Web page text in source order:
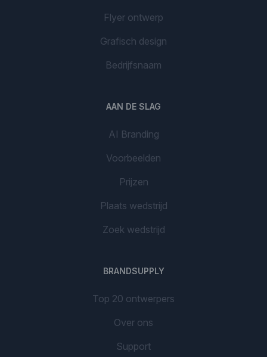
Flyer ontwerp
Grafisch design
Bedrijfsnaam
AAN DE SLAG
AI Branding
Voorbeelden
Prijzen
Plaats wedstrijd
Zoek wedstrijd
BRANDSUPPLY
Top 20 ontwerpers
Over ons
Support